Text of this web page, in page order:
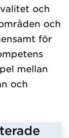
och
och
för
mellan
och